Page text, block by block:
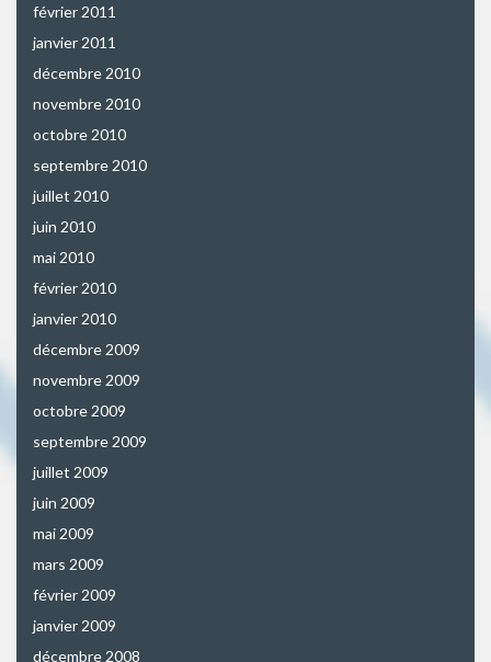
février 2011
janvier 2011
décembre 2010
novembre 2010
octobre 2010
septembre 2010
juillet 2010
juin 2010
mai 2010
février 2010
janvier 2010
décembre 2009
novembre 2009
octobre 2009
septembre 2009
juillet 2009
juin 2009
mai 2009
mars 2009
février 2009
janvier 2009
décembre 2008